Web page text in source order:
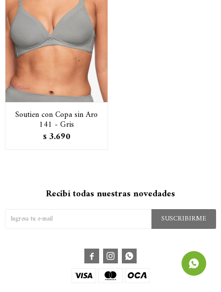
Soutien con Copa sin Aro
141 - Gris
$ 3.690
Recibí todas nuestras novedades
SUSCRIBIRME
  